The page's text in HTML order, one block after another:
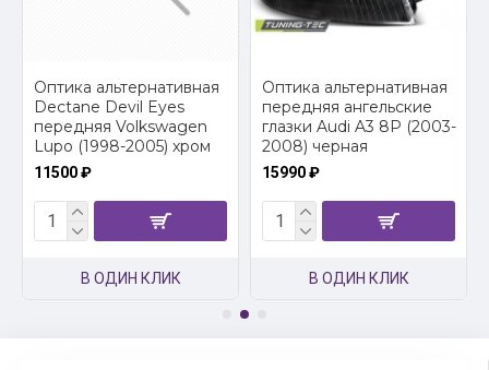
Оптика альтернативная
Dectane Devil Eyes
передняя Volkswagen
Lupo (1998-2005) хром
11500 ₽
В ОДИН КЛИК
Оптика альтернативная
передняя ангельские
глазки Audi A3 8P (2003-
2008) черная
15990 ₽
В ОДИН КЛИК